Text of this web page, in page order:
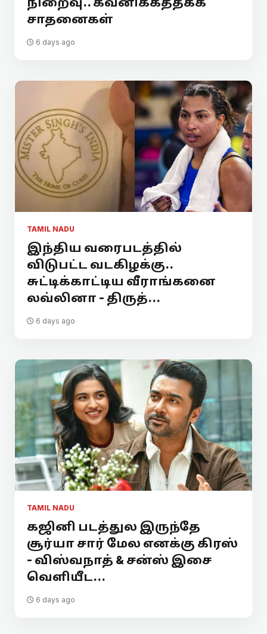
சாதனைகள்
6 days ago
TAMIL NADU
இந்திய வரைபடத்தில்
விடுபட்ட வடகிழக்கு..
சுட்டிக்காட்டிய வீராங்கனை
லவ்லினா - திருத்...
6 days ago
TAMIL NADU
கஜினி படத்துல இருந்தே
சூர்யா சார் மேல எனக்கு கிரஸ்
- விஸ்வநாத் & சன்ஸ் இசை
வெளியீட...
6 days ago